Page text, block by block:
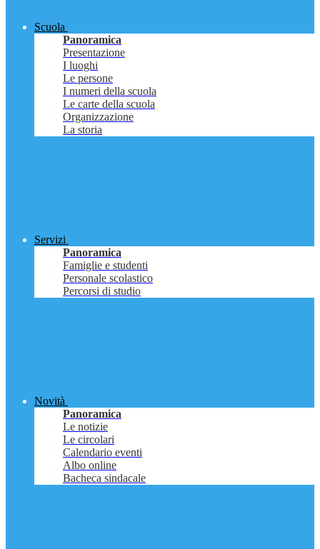
Scuola
Panoramica
Presentazione
I luoghi
Le persone
I numeri della scuola
Le carte della scuola
Organizzazione
La storia
Servizi
Panoramica
Famiglie e studenti
Personale scolastico
Percorsi di studio
Novità
Panoramica
Le notizie
Le circolari
Calendario eventi
Albo online
Bacheca sindacale